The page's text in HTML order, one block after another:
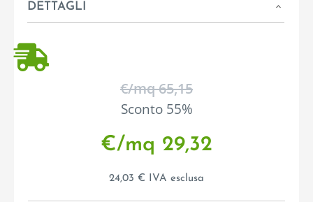
DETTAGLI
€/mq 65,15
Sconto 55%
€/mq 29,32
24,03 € IVA esclusa